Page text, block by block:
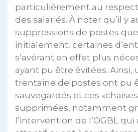
particulièrement au
des salariés. À noter qu’il y
suppressions de postes
initialement, certaines
s’avérant en effet plus
ayant pu être évitées. Ainsi,
trentaine de postes ont pu
sauvegardés et ces
supprimées, notamment
l’intervention de l’OGBL